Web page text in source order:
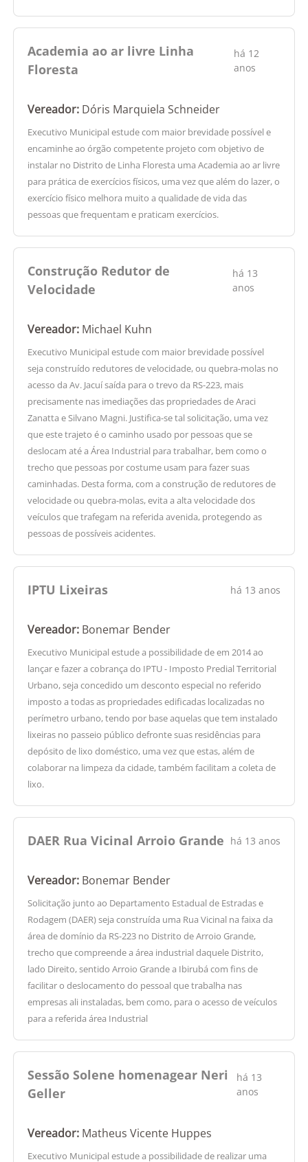
Academia ao ar livre Linha
Floresta
há 12
anos
Vereador: Dóris Marquiela Schneider
Executivo Municipal estude com maior brevidade possível e
encaminhe ao órgão competente projeto com objetivo de
instalar no Distrito de Linha Floresta uma Academia ao ar livre
para prática de exercícios físicos, uma vez que além do lazer, o
exercício físico melhora muito a qualidade de vida das
pessoas que frequentam e praticam exercícios.
Construção Redutor de
Velocidade
há 13
anos
Vereador: Michael Kuhn
Executivo Municipal estude com maior brevidade possível
seja construído redutores de velocidade, ou quebra-molas no
acesso da Av. Jacuí saída para o trevo da RS-223, mais
precisamente nas imediações das propriedades de Araci
Zanatta e Silvano Magni. Justifica-se tal solicitação, uma vez
que este trajeto é o caminho usado por pessoas que se
deslocam até a Área Industrial para trabalhar, bem como o
trecho que pessoas por costume usam para fazer suas
caminhadas. Desta forma, com a construção de redutores de
velocidade ou quebra-molas, evita a alta velocidade dos
veículos que trafegam na referida avenida, protegendo as
pessoas de possíveis acidentes.
IPTU Lixeiras há 13 anos
Vereador: Bonemar Bender
Executivo Municipal estude a possibilidade de em 2014 ao
lançar e fazer a cobrança do IPTU - Imposto Predial Territorial
Urbano, seja concedido um desconto especial no referido
imposto a todas as propriedades edificadas localizadas no
perímetro urbano, tendo por base aquelas que tem instalado
lixeiras no passeio público defronte suas residências para
depósito de lixo doméstico, uma vez que estas, além de
colaborar na limpeza da cidade, também facilitam a coleta de
lixo.
DAER Rua Vicinal Arroio Grande há 13 anos
Vereador: Bonemar Bender
Solicitação junto ao Departamento Estadual de Estradas e
Rodagem (DAER) seja construída uma Rua Vicinal na faixa da
área de domínio da RS-223 no Distrito de Arroio Grande,
trecho que compreende a área industrial daquele Distrito,
lado Direito, sentido Arroio Grande a Ibirubá com fins de
facilitar o deslocamento do pessoal que trabalha nas
empresas ali instaladas, bem como, para o acesso de veículos
para a referida área Industrial
Sessão Solene homenagear Neri
Geller
há 13
anos
Vereador: Matheus Vicente Huppes
Executivo Municipal estude a possibilidade de realizar uma